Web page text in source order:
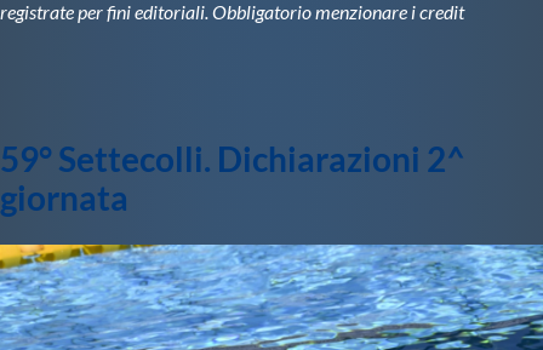
registrate per fini editoriali. Obbligatorio menzionare i credit
59° Settecolli. Dichiarazioni 2^
giornata